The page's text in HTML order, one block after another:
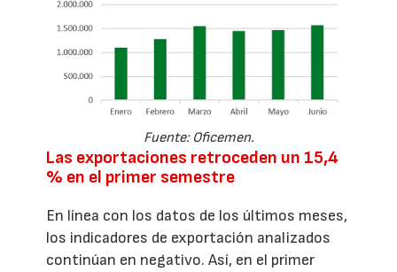
Fuente: Oficemen.
Las exportaciones retroceden un 15,4
% en el primer semestre
En línea con los datos de los últimos meses,
los indicadores de exportación analizados
continúan en negativo. Así, en el primer